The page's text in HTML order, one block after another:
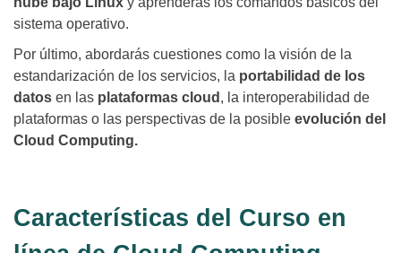
sistema operativo.
Por último, abordarás cuestiones como la visión de la
estandarización de los servicios, la portabilidad de los
datos en las plataformas cloud , la interoperabilidad de
plataformas o las perspectivas de la posible evolución del
Cloud Computing.
Características del Curso en